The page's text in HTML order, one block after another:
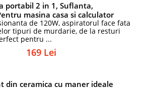
portabil 2 in 1, Suflanta,
masina casa si calculator
de 120W, aspiratorul face fata
tipuri de murdarie, de la resturi
pentru ...
169 Lei
din ceramica cu maner ideale